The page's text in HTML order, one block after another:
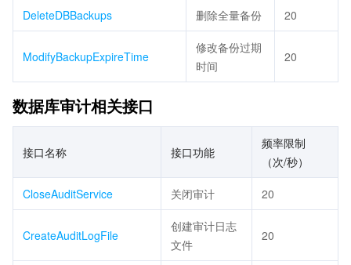
DeleteDBBackups 删除全量备份 20
ModifyBackupExpireTime
修改备份过期
时间
20
数据库审计相关接口
接口名称 接口功能
频率限制
（次/秒）
CloseAuditService 关闭审计 20
CreateAuditLogFile
创建审计日志
文件
20